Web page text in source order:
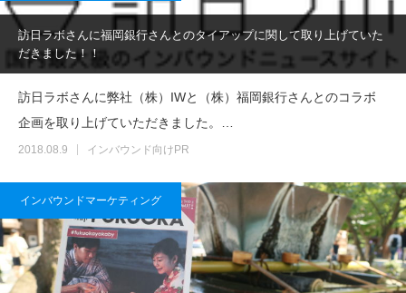
訪日ラボさんに福岡銀行さんとのタイアップに関して取り上げていた
だきました！！
訪日ラボさんに弊社（株）IWと（株）福岡銀行さんとのコラボ
企画を取り上げていただきました。…
2018.08.9 インバウンド向けPR
インバウンドマーケティング